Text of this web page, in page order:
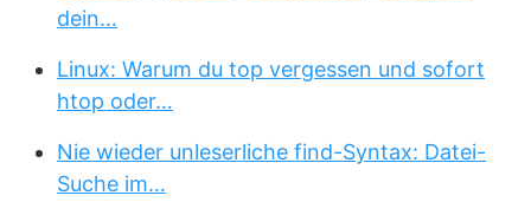
dein…
Linux: Warum du top vergessen und sofort
htop oder…
Nie wieder unleserliche find-Syntax: Datei-
Suche im…